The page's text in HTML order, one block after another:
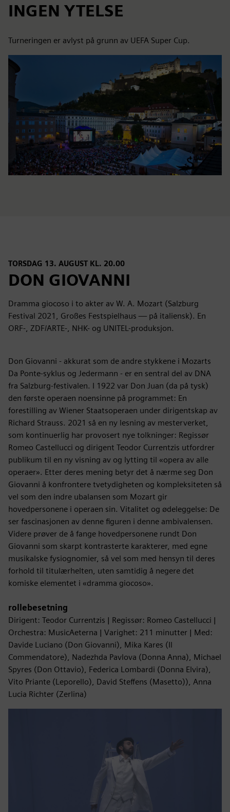
INGEN YTELSE
Turneringen er avlyst på grunn av UEFA Super Cup.
TORSDAG 13. AUGUST KL. 20.00
DON GIOVANNI
Dramma giocoso i to akter av W. A. Mozart (Salzburg
Festival 2021, Großes Festspielhaus — på italiensk). En
ORF-, ZDF/ARTE-, NHK- og UNITEL-produksjon.
Don Giovanni - akkurat som de andre stykkene i Mozarts
Da Ponte-syklus og Jedermann - er en sentral del av DNA
fra Salzburg-festivalen. I 1922 var Don Juan (da på tysk)
den første operaen noensinne på programmet: En
forestilling av Wiener Staatsoperaen under dirigentskap av
Richard Strauss. 2021 så en ny lesning av mesterverket,
som kontinuerlig har provosert nye tolkninger: Regissør
Romeo Castellucci og dirigent Teodor Currentzis utfordrer
publikum til en ny visning av og lytting til «opera av alle
operaer». Etter deres mening betyr det å nærme seg Don
Giovanni å konfrontere tvetydigheten og kompleksiteten så
vel som den indre ubalansen som Mozart gir
hovedpersonene i operaen sin. Vitalitet og ødeleggelse: De
ser fascinasjonen av denne figuren i denne ambivalensen.
Videre prøver de å fange hovedpersonene rundt Don
Giovanni som skarpt kontrasterte karakterer, med egne
musikalske fysiognomier, så vel som med hensyn til deres
forhold til titulærhelten, uten samtidig å negere det
komiske elementet i «dramma giocoso».
rollebesetning
Dirigent: Teodor Currentzis | Regissør: Romeo Castellucci |
Orchestra: MusicAeterna | Varighet: 211 minutter | Med:
Davide Luciano (Don Giovanni), Mika Kares (Il
Commendatore), Nadezhda Pavlova (Donna Anna), Michael
Spyres (Don Ottavio), Federica Lombardi (Donna Elvira),
Vito Priante (Leporello), David Steffens (Masetto)), Anna
Lucia Richter (Zerlina)